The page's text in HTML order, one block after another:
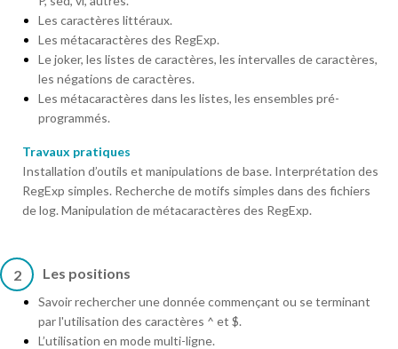
Les caractères littéraux.
Les métacaractères des RegExp.
Le joker, les listes de caractères, les intervalles de caractères,
les négations de caractères.
Les métacaractères dans les listes, les ensembles pré-
programmés.
Travaux pratiques
Installation d’outils et manipulations de base. Interprétation des
RegExp simples. Recherche de motifs simples dans des fichiers
de log. Manipulation de métacaractères des RegExp.
2 Les positions
Savoir rechercher une donnée commençant ou se terminant
par l'utilisation des caractères ^ et $.
L’utilisation en mode multi-ligne.